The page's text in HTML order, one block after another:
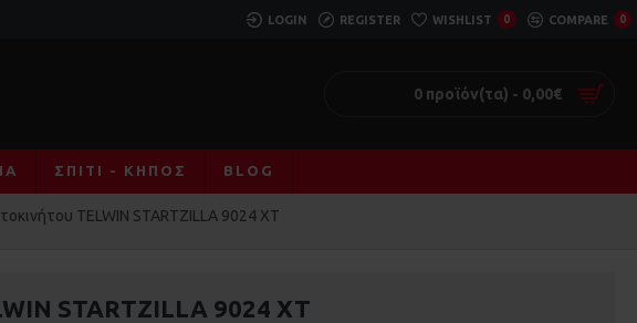
LOGIN REGISTER WISHLIST 0 COMPARE 0
0 προϊόν(τα) - 0,00€
ΣΠΊΤΙ - ΚΉΠΟΣ BLOG
TELWIN STARTZILLA 9024 XT
STARTZILLA 9024 XT